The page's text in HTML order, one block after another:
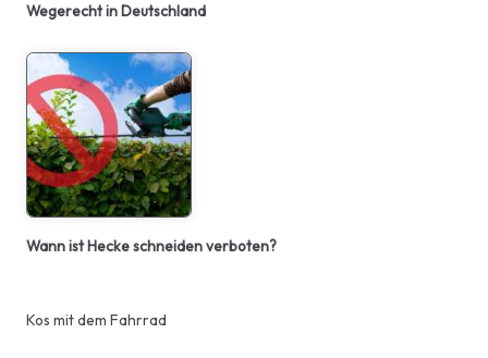
Wegerecht in Deutschland
Wann ist Hecke schneiden verboten?
Kos mit dem Fahrrad